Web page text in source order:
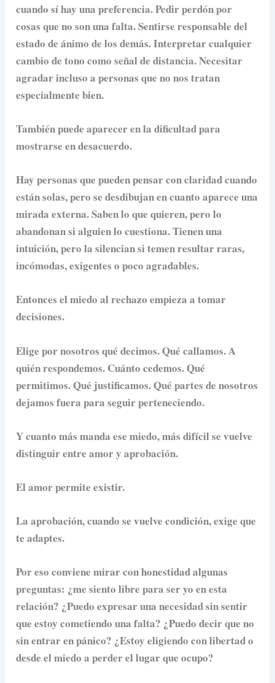
cuando sí hay una preferencia. Pedir perdón por
cosas que no son una falta. Sentirse responsable del
estado de ánimo de los demás. Interpretar cualquier
cambio de tono como señal de distancia. Necesitar
agradar incluso a personas que no nos tratan
especialmente bien.
También puede aparecer en la dificultad para
mostrarse en desacuerdo.
Hay personas que pueden pensar con claridad cuando
están solas, pero se desdibujan en cuanto aparece una
mirada externa. Saben lo que quieren, pero lo
abandonan si alguien lo cuestiona. Tienen una
intuición, pero la silencian si temen resultar raras,
incómodas, exigentes o poco agradables.
Entonces el miedo al rechazo empieza a tomar
decisiones.
Elige por nosotros qué decimos. Qué callamos. A
quién respondemos. Cuánto cedemos. Qué
permitimos. Qué justificamos. Qué partes de nosotros
dejamos fuera para seguir perteneciendo.
Y cuanto más manda ese miedo, más difícil se vuelve
distinguir entre amor y aprobación.
El amor permite existir.
La aprobación, cuando se vuelve condición, exige que
te adaptes.
Por eso conviene mirar con honestidad algunas
preguntas: ¿me siento libre para ser yo en esta
relación? ¿Puedo expresar una necesidad sin sentir
que estoy cometiendo una falta? ¿Puedo decir que no
sin entrar en pánico? ¿Estoy eligiendo con libertad o
desde el miedo a perder el lugar que ocupo?